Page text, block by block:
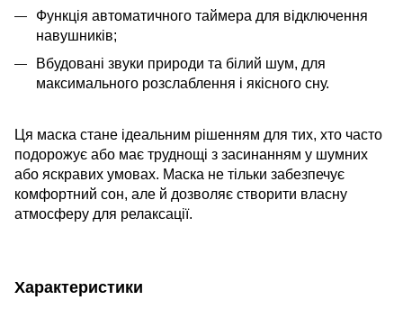
Функція автоматичного таймера для відключення
навушників;
Вбудовані звуки природи та білий шум, для
максимального розслаблення і якісного сну.
Ця маска стане ідеальним рішенням для тих, хто часто
подорожує або має труднощі з засинанням у шумних
або яскравих умовах. Маска не тільки забезпечує
комфортний сон, але й дозволяє створити власну
атмосферу для релаксації.
Характеристики